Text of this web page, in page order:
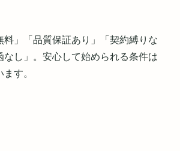
料」「品質保証あり」「契約縛りな
なし」。安心して始められる条件は
す。